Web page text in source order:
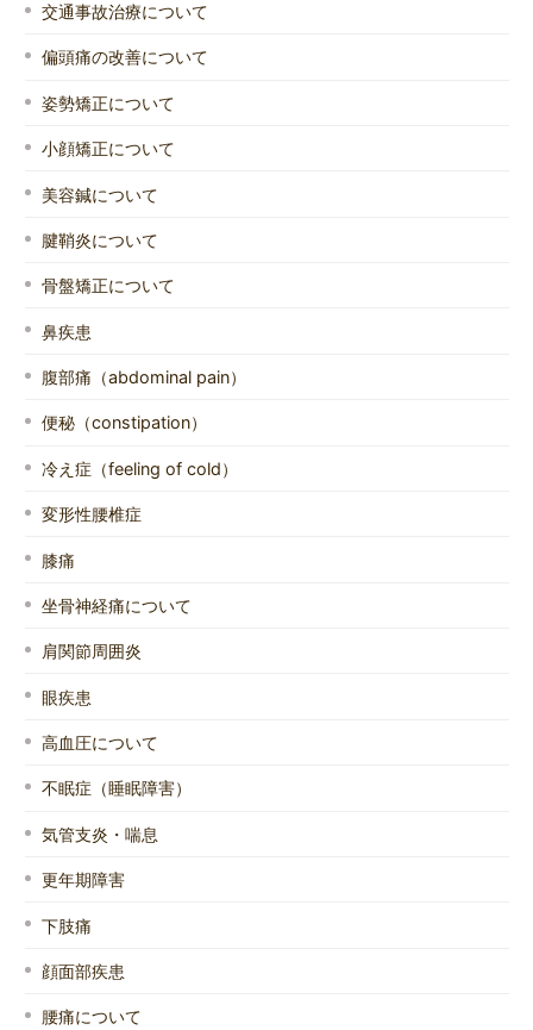
交通事故治療について
偏頭痛の改善について
姿勢矯正について
小顔矯正について
美容鍼について
腱鞘炎について
骨盤矯正について
鼻疾患
腹部痛（abdominal pain）
便秘（constipation）
冷え症（feeling of cold）
変形性腰椎症
膝痛
坐骨神経痛について
肩関節周囲炎
眼疾患
高血圧について
不眠症（睡眠障害）
気管支炎・喘息
更年期障害
下肢痛
顔面部疾患
腰痛について